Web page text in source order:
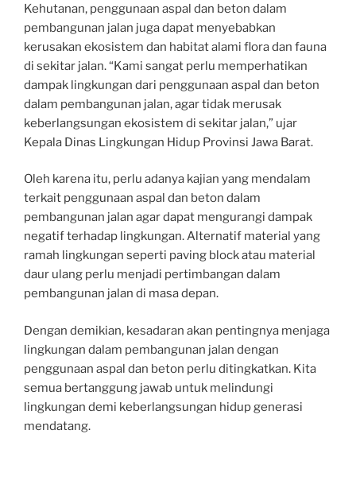
Kehutanan, penggunaan aspal dan beton dalam
pembangunan jalan juga dapat menyebabkan
kerusakan ekosistem dan habitat alami flora dan fauna
di sekitar jalan. “Kami sangat perlu memperhatikan
dampak lingkungan dari penggunaan aspal dan beton
dalam pembangunan jalan, agar tidak merusak
keberlangsungan ekosistem di sekitar jalan,” ujar
Kepala Dinas Lingkungan Hidup Provinsi Jawa Barat.
Oleh karena itu, perlu adanya kajian yang mendalam
terkait penggunaan aspal dan beton dalam
pembangunan jalan agar dapat mengurangi dampak
negatif terhadap lingkungan. Alternatif material yang
ramah lingkungan seperti paving block atau material
daur ulang perlu menjadi pertimbangan dalam
pembangunan jalan di masa depan.
Dengan demikian, kesadaran akan pentingnya menjaga
lingkungan dalam pembangunan jalan dengan
penggunaan aspal dan beton perlu ditingkatkan. Kita
semua bertanggung jawab untuk melindungi
lingkungan demi keberlangsungan hidup generasi
mendatang.